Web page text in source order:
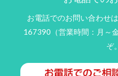
お電話でのお問い合わせ
167390（営業時間：月～
ぞ。